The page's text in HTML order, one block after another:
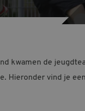
kwamen de
Hieronder vind je